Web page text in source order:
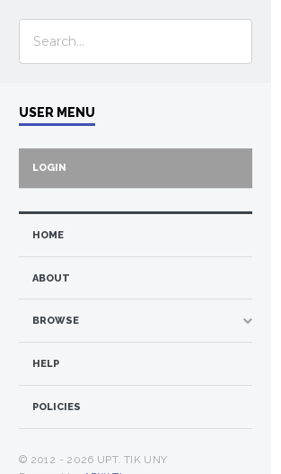
USER MENU
LOGIN
HOME
ABOUT
BROWSE
HELP
POLICIES
© 2012 - 2026 UPT. TIK UNY